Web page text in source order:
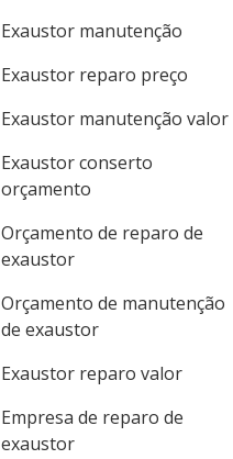
Exaustor manutenção
Exaustor reparo preço
Exaustor manutenção valor
Exaustor conserto
orçamento
Orçamento de reparo de
exaustor
Orçamento de manutenção
de exaustor
Exaustor reparo valor
Empresa de reparo de
exaustor